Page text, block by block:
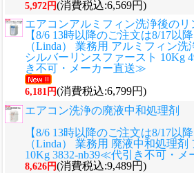
5,972円(消費税込:6,569円)
エアコンアルミフィン洗浄後のリ
【8/6 13時以降のご注文は8/17以
（Linda） 業務用 アルミフィン
シルバーリンスファースト 10Kg
き不可・メーカー直送≫
6,181円(消費税込:6,799円)
エアコン洗浄の廃液中和処理剤
【8/6 13時以降のご注文は8/17以
（Linda） 業務用 廃液中和処理
10Kg 3832-nb39≪代引き不可・
8,626円(消費税込:9,489円)